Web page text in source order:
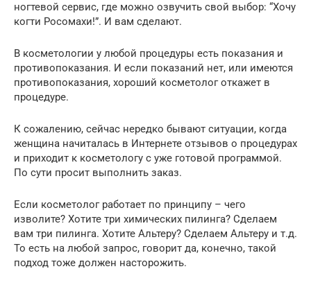
ногтевой сервис, где можно озвучить свой выбор: “Хочу
когти Росомахи!”. И вам сделают.
В косметологии у любой процедуры есть показания и
противопоказания. И если показаний нет, или имеются
противопоказания, хороший косметолог откажет в
процедуре.
К сожалению, сейчас нередко бывают ситуации, когда
женщина начиталась в Интернете отзывов о процедурах
и приходит к косметологу с уже готовой программой.
По сути просит выполнить заказ.
Если косметолог работает по принципу – чего
изволите? Хотите три химических пилинга? Сделаем
вам три пилинга. Хотите Альтеру? Сделаем Альтеру и т.д.
То есть на любой запрос, говорит да, конечно, такой
подход тоже должен насторожить.